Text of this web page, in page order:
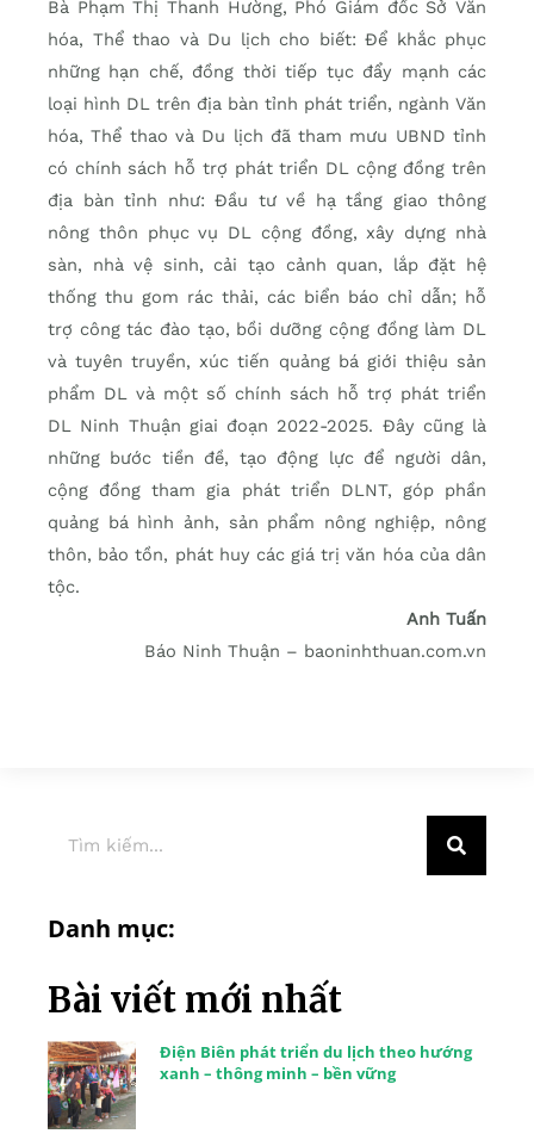
Bà Phạm Thị Thanh Hường, Phó Giám đốc Sở Văn
hóa, Thể thao và Du lịch cho biết: Để khắc phục
những hạn chế, đồng thời tiếp tục đẩy mạnh các
loại hình DL trên địa bàn tỉnh phát triển, ngành Văn
hóa, Thể thao và Du lịch đã tham mưu UBND tỉnh
có chính sách hỗ trợ phát triển DL cộng đồng trên
địa bàn tỉnh như: Đầu tư về hạ tầng giao thông
nông thôn phục vụ DL cộng đồng, xây dựng nhà
sàn, nhà vệ sinh, cải tạo cảnh quan, lắp đặt hệ
thống thu gom rác thải, các biển báo chỉ dẫn; hỗ
trợ công tác đào tạo, bồi dưỡng cộng đồng làm DL
và tuyên truyền, xúc tiến quảng bá giới thiệu sản
phẩm DL và một số chính sách hỗ trợ phát triển
DL Ninh Thuận giai đoạn 2022-2025. Đây cũng là
những bước tiền đề, tạo động lực để người dân,
cộng đồng tham gia phát triển DLNT, góp phần
quảng bá hình ảnh, sản phẩm nông nghiệp, nông
thôn, bảo tồn, phát huy các giá trị văn hóa của dân
tộc.
Anh Tuấn
Báo Ninh Thuận – baoninhthuan.com.vn
Danh mục:
Bài viết mới nhất
Điện Biên phát triển du lịch theo hướng
xanh – thông minh – bền vững